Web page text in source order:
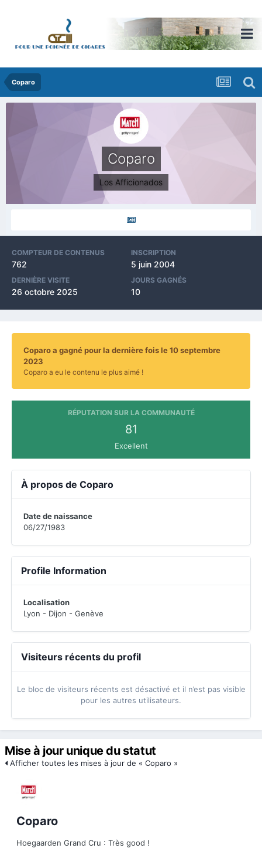
Coparo
Coparo
Los Afficionados
COMPTEUR DE CONTENUS
762
INSCRIPTION
5 juin 2004
DERNIÈRE VISITE
26 octobre 2025
JOURS GAGNÉS
10
Coparo a gagné pour la dernière fois le 10 septembre
2023
Coparo a eu le contenu le plus aimé !
RÉPUTATION SUR LA COMMUNAUTÉ
81
Excellent
À propos de Coparo
Date de naissance
06/27/1983
Profile Information
Localisation
Lyon - Dijon - Genève
Visiteurs récents du profil
Le bloc de visiteurs récents est désactivé et il n’est pas visible
pour les autres utilisateurs.
Mise à jour unique du statut
Afficher toutes les mises à jour de « Coparo »
Coparo
Hoegaarden Grand Cru : Très good !